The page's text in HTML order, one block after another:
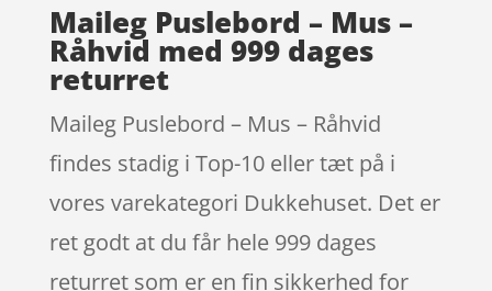
Maileg Puslebord – Mus –
Råhvid med 999 dages
returret
Maileg Puslebord – Mus – Råhvid
findes stadig i Top-10 eller tæt på i
vores varekategori Dukkehuset. Det er
ret godt at du får hele 999 dages
returret som er en fin sikkerhed for